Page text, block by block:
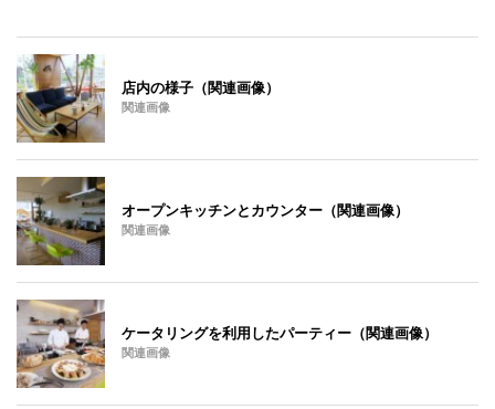
店内の様子（関連画像）
関連画像
オープンキッチンとカウンター（関連画像）
関連画像
ケータリングを利用したパーティー（関連画像）
関連画像